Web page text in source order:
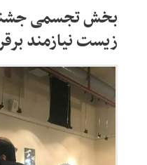
بخش تجسمی
زیست نیازمند